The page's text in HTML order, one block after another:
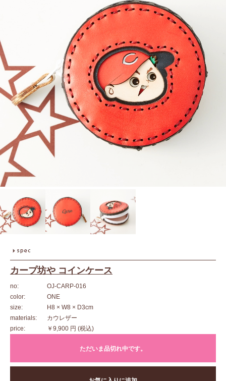
カープ坊や コインケース
no:
OJ-CARP-016
color:
ONE
size:
H8 × W8 × D3cm
materials:
カウレザー
price:
￥9,900 円 (税込)
ただいま品切れ中です。